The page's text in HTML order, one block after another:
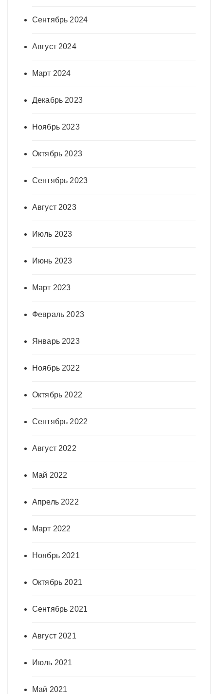
Сентябрь 2024
Август 2024
Март 2024
Декабрь 2023
Ноябрь 2023
Октябрь 2023
Сентябрь 2023
Август 2023
Июль 2023
Июнь 2023
Март 2023
Февраль 2023
Январь 2023
Ноябрь 2022
Октябрь 2022
Сентябрь 2022
Август 2022
Май 2022
Апрель 2022
Март 2022
Ноябрь 2021
Октябрь 2021
Сентябрь 2021
Август 2021
Июль 2021
Май 2021